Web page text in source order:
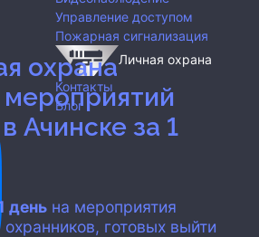
Управление доступом
Пожарная сигнализация
Личная охрана
Контакты
Блог
мероприятий
в Ачинске за 1
день на мероприятия
охранников, готовых выйти